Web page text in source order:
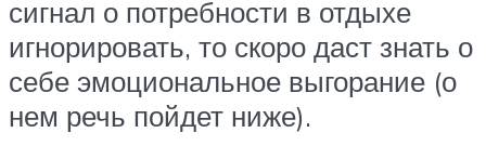
сигнал о потребности в отдыхе
игнорировать, то скоро даст знать о
себе эмоциональное выгорание (о
нем речь пойдет ниже).